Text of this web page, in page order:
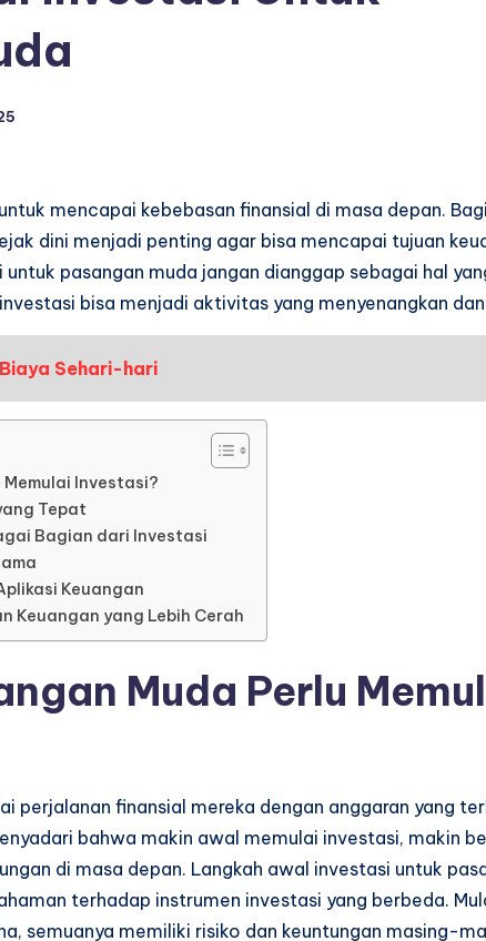
mencapai kebebasan finansial di masa depan.
dini menjadi penting agar bisa mencapai tujuan
pasangan muda jangan dianggap sebagai hal
bisa menjadi aktivitas yang menyenangkan
Sehari-hari
Investasi?
Tepat
Bagian dari Investasi
Keuangan
Keuangan yang Lebih Cerah
Muda Perlu
perjalanan finansial mereka dengan anggaran yang
bahwa makin awal memulai investasi, makin
di masa depan. Langkah awal investasi untuk
terhadap instrumen investasi yang berbeda.
semuanya memiliki risiko dan keuntungan masing-